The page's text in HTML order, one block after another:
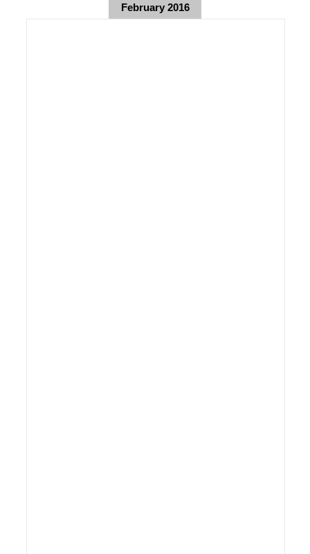
February 2016